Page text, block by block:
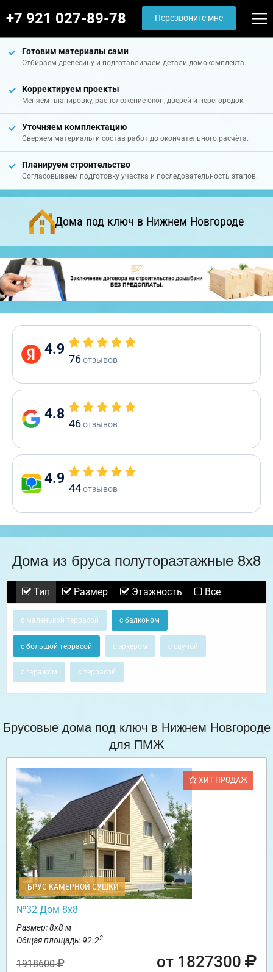
+7 921 027-89-78 Перезвоните мне
Готовим материалы сами
Отбираем древесину и подготавливаем детали домокомплекта.
Корректируем проекты
Меняем планировку, расположение окон, дверей и перегородок.
Уточняем комплектацию
Сверяем материалы и состав работ до окончательного расчёта.
Планируем строительство
Согласовываем подготовку участка и последовательность этапов.
Дома под ключ в Нижнем Новгороде
4.9
76отзывов
4.8
46отзывов
4.9
44отзывов
Дома из бруса полутораэтажные 8х8
Тип Размер Этажность Все
с маленькой террасой с балконом
с большой террасой с эркером с сауной
с гаражом с террасой
Брусовые дома под ключ в Нижнем Новгороде
для ПМЖ
ХИТ ПРОДАЖ
БРУС КАМЕРНОЙ СУШКИ
№32 Дом 8х8
Размер: 8х8 м
Общая площадь: 92.22
1918600 от 1827300